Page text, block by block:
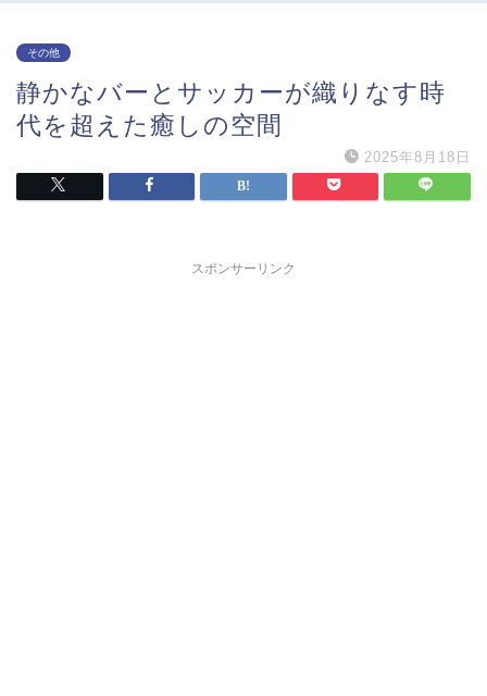
その他
静かなバーとサッカーが織りなす時
代を超えた癒しの空間
2025年8月18日
スポンサーリンク